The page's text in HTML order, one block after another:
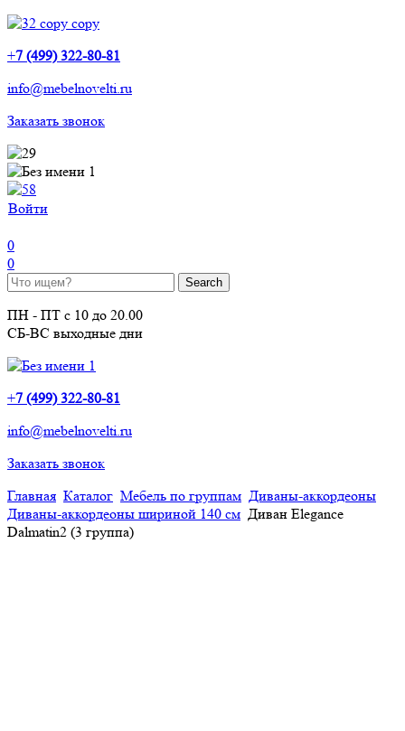
+7 (499) 322-80-81
info@mebelnovelti.ru
Заказать звонок
Войти
0
0
ПН - ПТ с 10 до 20.00
СБ-ВС выходные дни
+7 (499) 322-80-81
info@mebelnovelti.ru
Заказать звонок
Главная Каталог Мебель по группам Диваны-аккордеоны
Диваны-аккордеоны шириной 140 см Диван Elegance
Dalmatin2 (3 группа)